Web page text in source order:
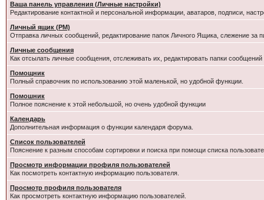
Ваша панель управления (Личные настройки)
Редактирование контактной и персональной информации, аватаров, подписи,
Личный ящик (PM)
Отправка личных сообщений, редактирование папок Личного Ящика, слежение за
Личные сообщения
Как отсылать личные сообщения, отслеживать их, редактировать папки
Помощник
Полный справочник по использованию этой маленькой, но удобной функции.
Помошник
Полное пояснение к этой небольшой, но очень удобной функции
Календарь
Дополнительная информация о функции календаря форума.
Список пользователей
Пояснение к разным способам сортировки и поиска при помощи списка
Просмотр информации профиля пользователей
Как посмотреть контактную информацию пользователя.
Просмотр профиля пользователя
Как просмотреть контактную информацию пользователей.